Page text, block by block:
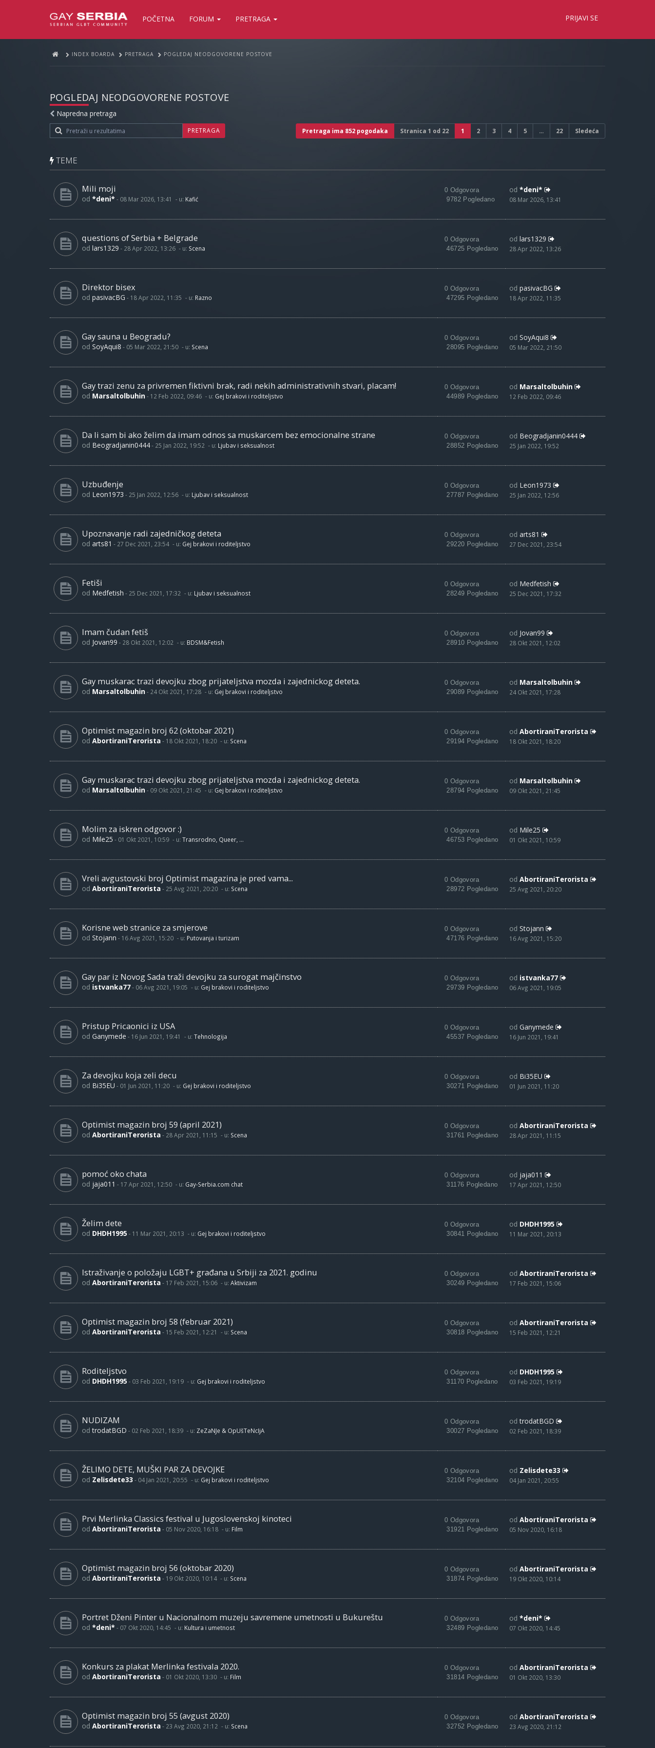
POČETNA FORUM PRETRAGA PRIJAVI SE
INDEX BOARDA PRETRAGA POGLEDAJ NEODGOVORENE POSTOVE
POGLEDAJ NEODGOVORENE POSTOVE
Napredna pretraga
PRETRAGA Pretraga ima 852 pogodaka Stranica 1 od 22 1 2 3 4 5 … 22 Sledeća
TEME
Mili moji
od *deni* - 08 Mar 2026, 13:41 - u: Kafić
0 Odgovora
9782 Pogledano
od *deni*
08 Mar 2026, 13:41
questions of Serbia + Belgrade
od lars1329 - 28 Apr 2022, 13:26 - u: Scena
0 Odgovora
46725 Pogledano
od lars1329
28 Apr 2022, 13:26
Direktor bisex
od pasivacBG - 18 Apr 2022, 11:35 - u: Razno
0 Odgovora
47295 Pogledano
od pasivacBG
18 Apr 2022, 11:35
Gay sauna u Beogradu?
od SoyAqui8 - 05 Mar 2022, 21:50 - u: Scena
0 Odgovora
28095 Pogledano
od SoyAqui8
05 Mar 2022, 21:50
Gay trazi zenu za privremen fiktivni brak, radi nekih administrativnih stvari, placam!
od Marsaltolbuhin- 12 Feb 2022, 09:46 - u: Gej brakovi i roditeljstvo
0 Odgovora
44989 Pogledano
od Marsaltolbuhin
12 Feb 2022, 09:46
Da li sam bi ako želim da imam odnos sa muskarcem bez emocionalne strane
od Beogradjanin0444- 25 Jan 2022, 19:52 - u: Ljubav i seksualnost
0 Odgovora
28852 Pogledano
od Beogradjanin0444
25 Jan 2022, 19:52
Uzbuđenje
od Leon1973 - 25 Jan 2022, 12:56 - u: Ljubav i seksualnost
0 Odgovora
27787 Pogledano
od Leon1973
25 Jan 2022, 12:56
Upoznavanje radi zajedničkog deteta
od arts81 - 27 Dec 2021, 23:54 - u: Gej brakovi i roditeljstvo
0 Odgovora
29220 Pogledano
od arts81
27 Dec 2021, 23:54
Fetiši
od Medfetish - 25 Dec 2021, 17:32 - u: Ljubav i seksualnost
0 Odgovora
28249 Pogledano
od Medfetish
25 Dec 2021, 17:32
Imam čudan fetiš
od Jovan99 - 28 Okt 2021, 12:02 - u: BDSM&Fetish
0 Odgovora
28910 Pogledano
od Jovan99
28 Okt 2021, 12:02
Gay muskarac trazi devojku zbog prijateljstva mozda i zajednickog deteta.
od Marsaltolbuhin- 24 Okt 2021, 17:28 - u: Gej brakovi i roditeljstvo
0 Odgovora
29089 Pogledano
od Marsaltolbuhin
24 Okt 2021, 17:28
Optimist magazin broj 62 (oktobar 2021)
od AbortiraniTerorista - 18 Okt 2021, 18:20 - u: Scena
0 Odgovora
29194 Pogledano
od AbortiraniTerorista
18 Okt 2021, 18:20
Gay muskarac trazi devojku zbog prijateljstva mozda i zajednickog deteta.
od Marsaltolbuhin- 09 Okt 2021, 21:45 - u: Gej brakovi i roditeljstvo
0 Odgovora
28794 Pogledano
od Marsaltolbuhin
09 Okt 2021, 21:45
Molim za iskren odgovor :)
od Mile25 - 01 Okt 2021, 10:59 - u: Transrodno, Queer, ...
0 Odgovora
46753 Pogledano
od Mile25
01 Okt 2021, 10:59
Vreli avgustovski broj Optimist magazina je pred vama...
od AbortiraniTerorista - 25 Avg 2021, 20:20 - u: Scena
0 Odgovora
28972 Pogledano
od AbortiraniTerorista
25 Avg 2021, 20:20
Korisne web stranice za smjerove
od Stojann - 16 Avg 2021, 15:20 - u: Putovanja i turizam
0 Odgovora
47176 Pogledano
od Stojann
16 Avg 2021, 15:20
Gay par iz Novog Sada traži devojku za surogat majčinstvo
od istvanka77- 06 Avg 2021, 19:05 - u: Gej brakovi i roditeljstvo
0 Odgovora
29739 Pogledano
od istvanka77
06 Avg 2021, 19:05
Pristup Pricaonici iz USA
od Ganymede - 16 Jun 2021, 19:41 - u: Tehnologija
0 Odgovora
45537 Pogledano
od Ganymede
16 Jun 2021, 19:41
Za devojku koja zeli decu
od Bi35EU - 01 Jun 2021, 11:20 - u: Gej brakovi i roditeljstvo
0 Odgovora
30271 Pogledano
od Bi35EU
01 Jun 2021, 11:20
Optimist magazin broj 59 (april 2021)
od AbortiraniTerorista - 28 Apr 2021, 11:15 - u: Scena
0 Odgovora
31761 Pogledano
od AbortiraniTerorista
28 Apr 2021, 11:15
pomoć oko chata
od jaja011 - 17 Apr 2021, 12:50 - u: Gay-Serbia.com chat
0 Odgovora
31176 Pogledano
od jaja011
17 Apr 2021, 12:50
Želim dete
od DHDH1995 - 11 Mar 2021, 20:13 - u: Gej brakovi i roditeljstvo
0 Odgovora
30841 Pogledano
od DHDH1995
11 Mar 2021, 20:13
Istraživanje o položaju LGBT+ građana u Srbiji za 2021. godinu
od AbortiraniTerorista - 17 Feb 2021, 15:06 - u: Aktivizam
0 Odgovora
30249 Pogledano
od AbortiraniTerorista
17 Feb 2021, 15:06
Optimist magazin broj 58 (februar 2021)
od AbortiraniTerorista - 15 Feb 2021, 12:21 - u: Scena
0 Odgovora
30818 Pogledano
od AbortiraniTerorista
15 Feb 2021, 12:21
Roditeljstvo
od DHDH1995 - 03 Feb 2021, 19:19 - u: Gej brakovi i roditeljstvo
0 Odgovora
31170 Pogledano
od DHDH1995
03 Feb 2021, 19:19
NUDIZAM
odtrodatBGD - 02 Feb 2021, 18:39 - u: ZeZaNJe & OpUšTeNcIjA
0 Odgovora
30027 Pogledano
odtrodatBGD
02 Feb 2021, 18:39
ŽELIMO DETE, MUŠKI PAR ZA DEVOJKE
od Zelisdete33 - 04 Jan 2021, 20:55 - u: Gej brakovi i roditeljstvo
0 Odgovora
32104 Pogledano
od Zelisdete33
04 Jan 2021, 20:55
Prvi Merlinka Classics festival u Jugoslovenskoj kinoteci
od AbortiraniTerorista - 05 Nov 2020, 16:18 - u: Film
0 Odgovora
31921 Pogledano
od AbortiraniTerorista
05 Nov 2020, 16:18
Optimist magazin broj 56 (oktobar 2020)
od AbortiraniTerorista - 19 Okt 2020, 10:14 - u: Scena
0 Odgovora
31874 Pogledano
od AbortiraniTerorista
19 Okt 2020, 10:14
Portret Dženi Pinter u Nacionalnom muzeju savremene umetnosti u Bukureštu
od *deni* - 07 Okt 2020, 14:45 - u: Kultura i umetnost
0 Odgovora
32489 Pogledano
od *deni*
07 Okt 2020, 14:45
Konkurs za plakat Merlinka festivala 2020.
od AbortiraniTerorista - 01 Okt 2020, 13:30 - u: Film
0 Odgovora
31814 Pogledano
od AbortiraniTerorista
01 Okt 2020, 13:30
Optimist magazin broj 55 (avgust 2020)
od AbortiraniTerorista - 23 Avg 2020, 21:12 - u: Scena
0 Odgovora
32752 Pogledano
od AbortiraniTerorista
23 Avg 2020, 21:12